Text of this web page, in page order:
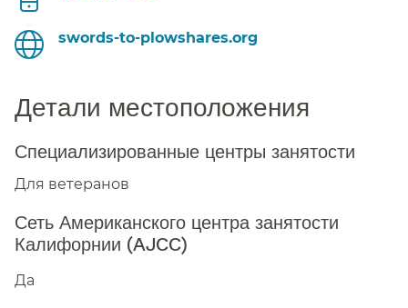
swords-to-plowshares.org​​
Детали местоположения​​
Специализированные центры занятости​​
Для ветеранов​​
Сеть Американского центра занятости
Калифорнии (AJCC)​​
Да​​